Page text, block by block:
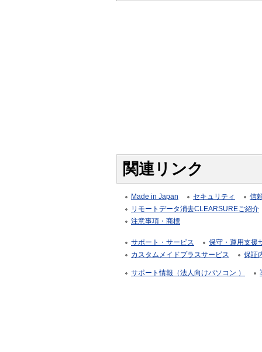
関連リンク
Made in Japan セキュリティ
信
リモートデータ消去CLEARSUREご紹介
注意事項・商標
サポート・サービス
保守・運用支援
カスタムメイドプラスサービス
保証
サポート情報（法人向けパソコン ）